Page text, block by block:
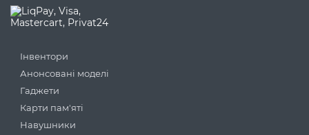
Інвентори
Анонсовані моделі
Гаджети
Карти пам'яті
Навушники